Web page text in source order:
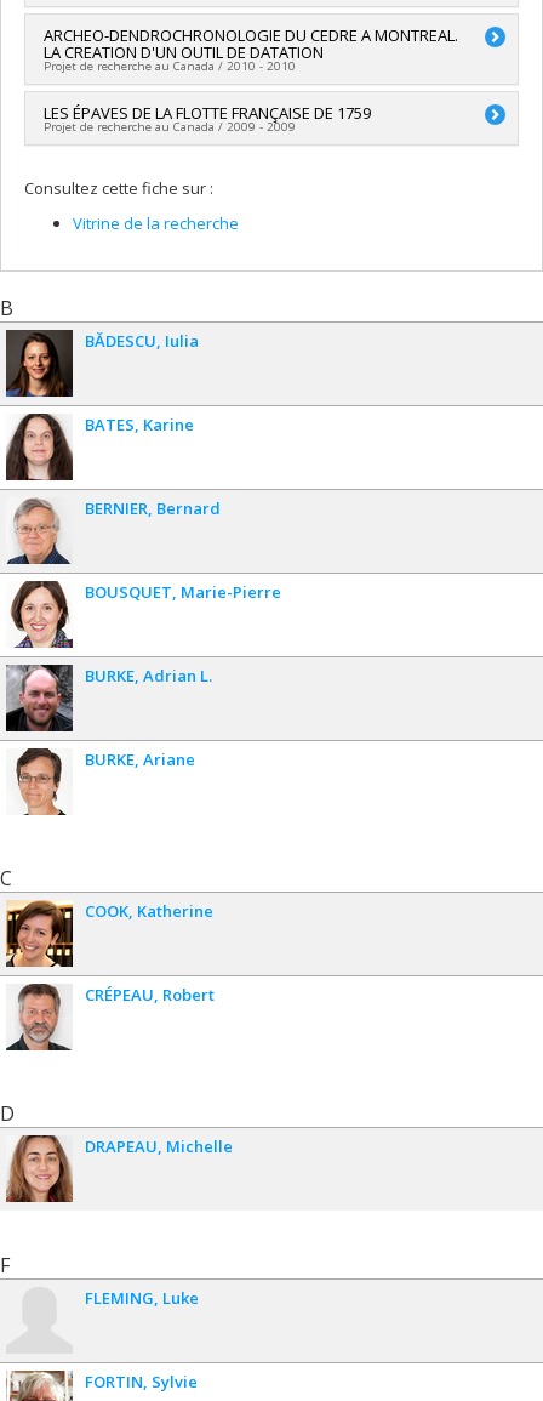
PVXXXXXX-Subvention ordinaire
de recherche
Chercheur principal :Brad Loewen
ARCHEO-DENDROCHRONOLOGIE DU CEDRE A MONTREAL.
LA CREATION D'UN OUTIL DE DATATION
Projet de recherche au Canada / 2010 - 2010
Chercheur principal :Brad Loewen
LES ÉPAVES DE LA FLOTTE FRANÇAISE DE 1759
Projet de recherche au Canada / 2009 - 2009
Consultez cette fiche sur :
Vitrine de la recherche
B
BĂDESCU Iulia
BATES Karine
BERNIER Bernard
BOUSQUET Marie-Pierre
BURKE Adrian L.
BURKE Ariane
C
COOK Katherine
CRÉPEAU Robert
D
DRAPEAU Michelle
F
FLEMING Luke
FORTIN Sylvie